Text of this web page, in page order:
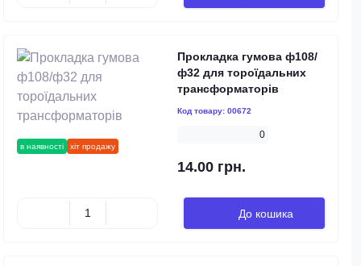
в наявності хіт продажу
Прокладка гумова ф108/
ф32 для тороїдальних
трансформаторів
Код товару: 00672
0
14.00 грн.
До кошика